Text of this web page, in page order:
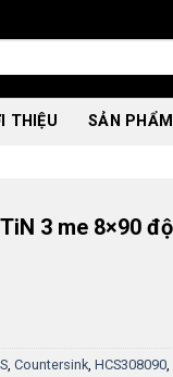
THIỆU SẢN PHẨM
3 me 8×90 độ
, Countersink, HCS308090,